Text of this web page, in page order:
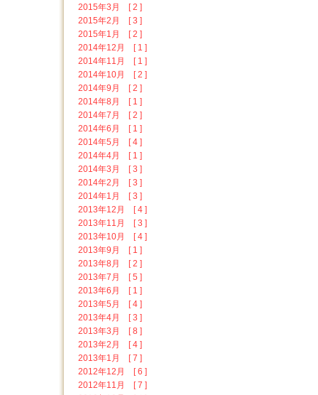
2015年3月 [ 2 ]
2015年2月 [ 3 ]
2015年1月 [ 2 ]
2014年12月 [ 1 ]
2014年11月 [ 1 ]
2014年10月 [ 2 ]
2014年9月 [ 2 ]
2014年8月 [ 1 ]
2014年7月 [ 2 ]
2014年6月 [ 1 ]
2014年5月 [ 4 ]
2014年4月 [ 1 ]
2014年3月 [ 3 ]
2014年2月 [ 3 ]
2014年1月 [ 3 ]
2013年12月 [ 4 ]
2013年11月 [ 3 ]
2013年10月 [ 4 ]
2013年9月 [ 1 ]
2013年8月 [ 2 ]
2013年7月 [ 5 ]
2013年6月 [ 1 ]
2013年5月 [ 4 ]
2013年4月 [ 3 ]
2013年3月 [ 8 ]
2013年2月 [ 4 ]
2013年1月 [ 7 ]
2012年12月 [ 6 ]
2012年11月 [ 7 ]